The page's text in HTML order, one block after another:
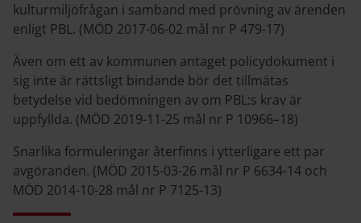
kulturmiljöfrågan i samband med prövning av ärenden
enligt PBL. (MÖD 2017-06-02 mål nr P 479-17)
Även om ett av kommunen antaget policydokument i
sig inte är rättsligt bindande bör det tillmätas
betydelse vid bedömningen av om PBL:s krav är
uppfyllda. (MÖD 2019-11-25 mål nr P 10966–18)
Snarlika formuleringar återfinns i ytterligare ett par
avgöranden. (MÖD 2015-03-26 mål nr P 6634-14 och
MÖD 2014-10-28 mål nr P 7125-13)